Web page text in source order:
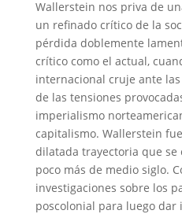
Wallerstein nos priva de
un refinado crítico de la
pérdida doblemente
crítico como el actual,
internacional cruje ante
de las tensiones
imperialismo
capitalismo. Wallerstein
dilatada trayectoria que se
poco más de medio siglo.
investigaciones sobre los
poscolonial para luego